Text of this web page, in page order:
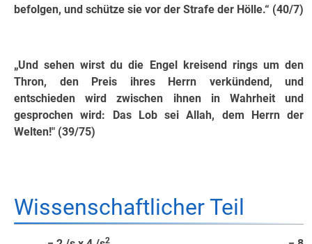
befolgen, und schütze sie vor der Strafe der Hölle.“ (40/7)
„Und sehen wirst du die Engel kreisend rings um den
Thron, den Preis ihres Herrn verkündend, und
entschieden wird zwischen ihnen in Wahrheit und
gesprochen wird: Das Lob sei Allah, dem Herrn der
Welten!" (39/75)
Wissenschaftlicher Teil
2